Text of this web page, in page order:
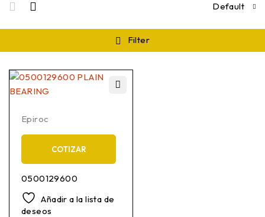
Default
Filter
Epiroc
COTIZAR
0500129600
Añadir a la lista de
deseos